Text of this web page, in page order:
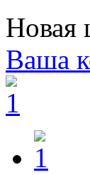
Новая
Ваша